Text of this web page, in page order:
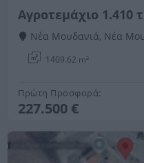
Αγροτεμάχιο 1.410
Νέα Μουδανιά, Νέα
1409.62 m²
Πρώτη Προσφορά:
227.500 €